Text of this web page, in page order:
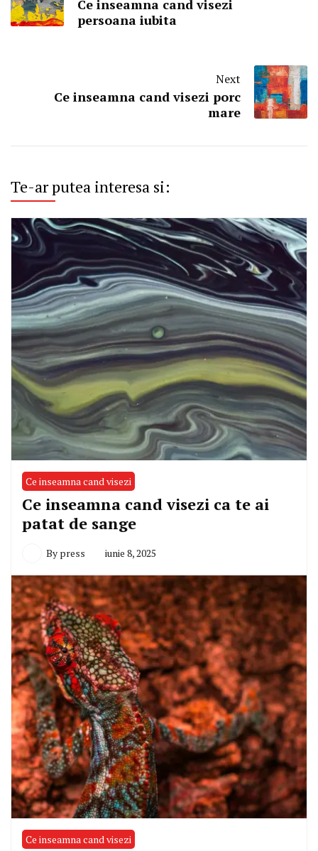
Ce inseamna cand visezi
persoana iubita
Next
Ce inseamna cand visezi porc
mare
Te-ar putea interesa si:
Ce inseamna cand visezi
Ce inseamna cand visezi ca te ai
patat de sange
By press iunie 8, 2025
Ce inseamna cand visezi